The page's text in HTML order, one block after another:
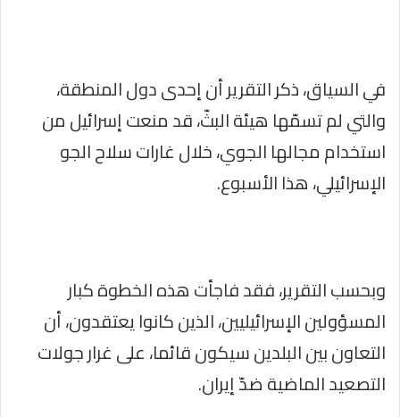
في السياق، ذكر التقرير أن إحدى دول المنطقة،
والتي لم تسمّها هيئة البثّ، قد منعت إسرائيل من
استخدام مجالها الجوي، خلال غارات سلاح الجو
الإسرائيلي، هذا الأسبوع.
وبحسب التقرير، فقد فاجأت هذه الخطوة كبار
المسؤولين الإسرائيليين، الذين كانوا يعتقدون، أن
التعاون بين البلدين سيكون قائما، على غرار جولات
التصعيد الماضية ضدّ إيران.